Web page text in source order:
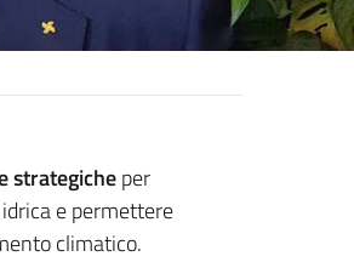
strategicheper
e permettere
climatico.